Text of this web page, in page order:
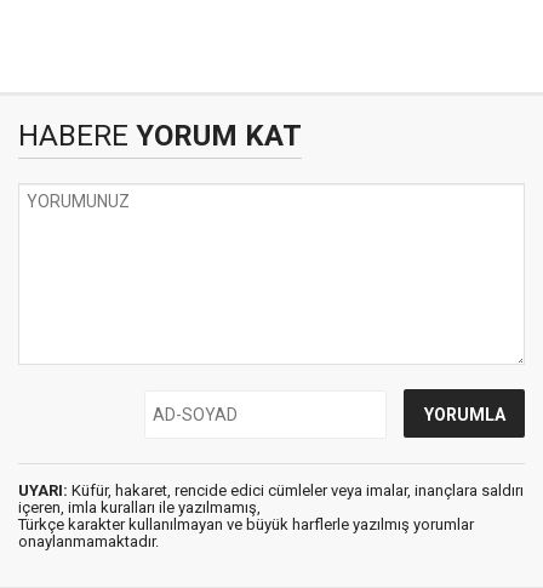
HABERE YORUM KAT
UYARI: Küfür, hakaret, rencide edici cümleler veya imalar, inançlara saldırı
içeren, imla kuralları ile yazılmamış,
Türkçe karakter kullanılmayan ve büyük harflerle yazılmış yorumlar
onaylanmamaktadır.